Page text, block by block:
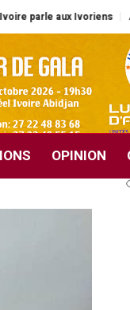
Arts plastiques /
OPINION